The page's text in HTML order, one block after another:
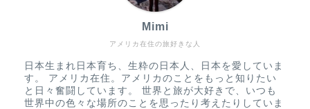
アメリカ在住の旅好きな人
Mimi
日本生まれ日本育ち、生粋の日本人、日本を愛していま
す。 アメリカ在住。アメリカのことをもっと知りたい
と日々奮闘しています。 世界と旅が大好きで、いつも
世界中の色々な場所のことを思ったり考えたりしていま